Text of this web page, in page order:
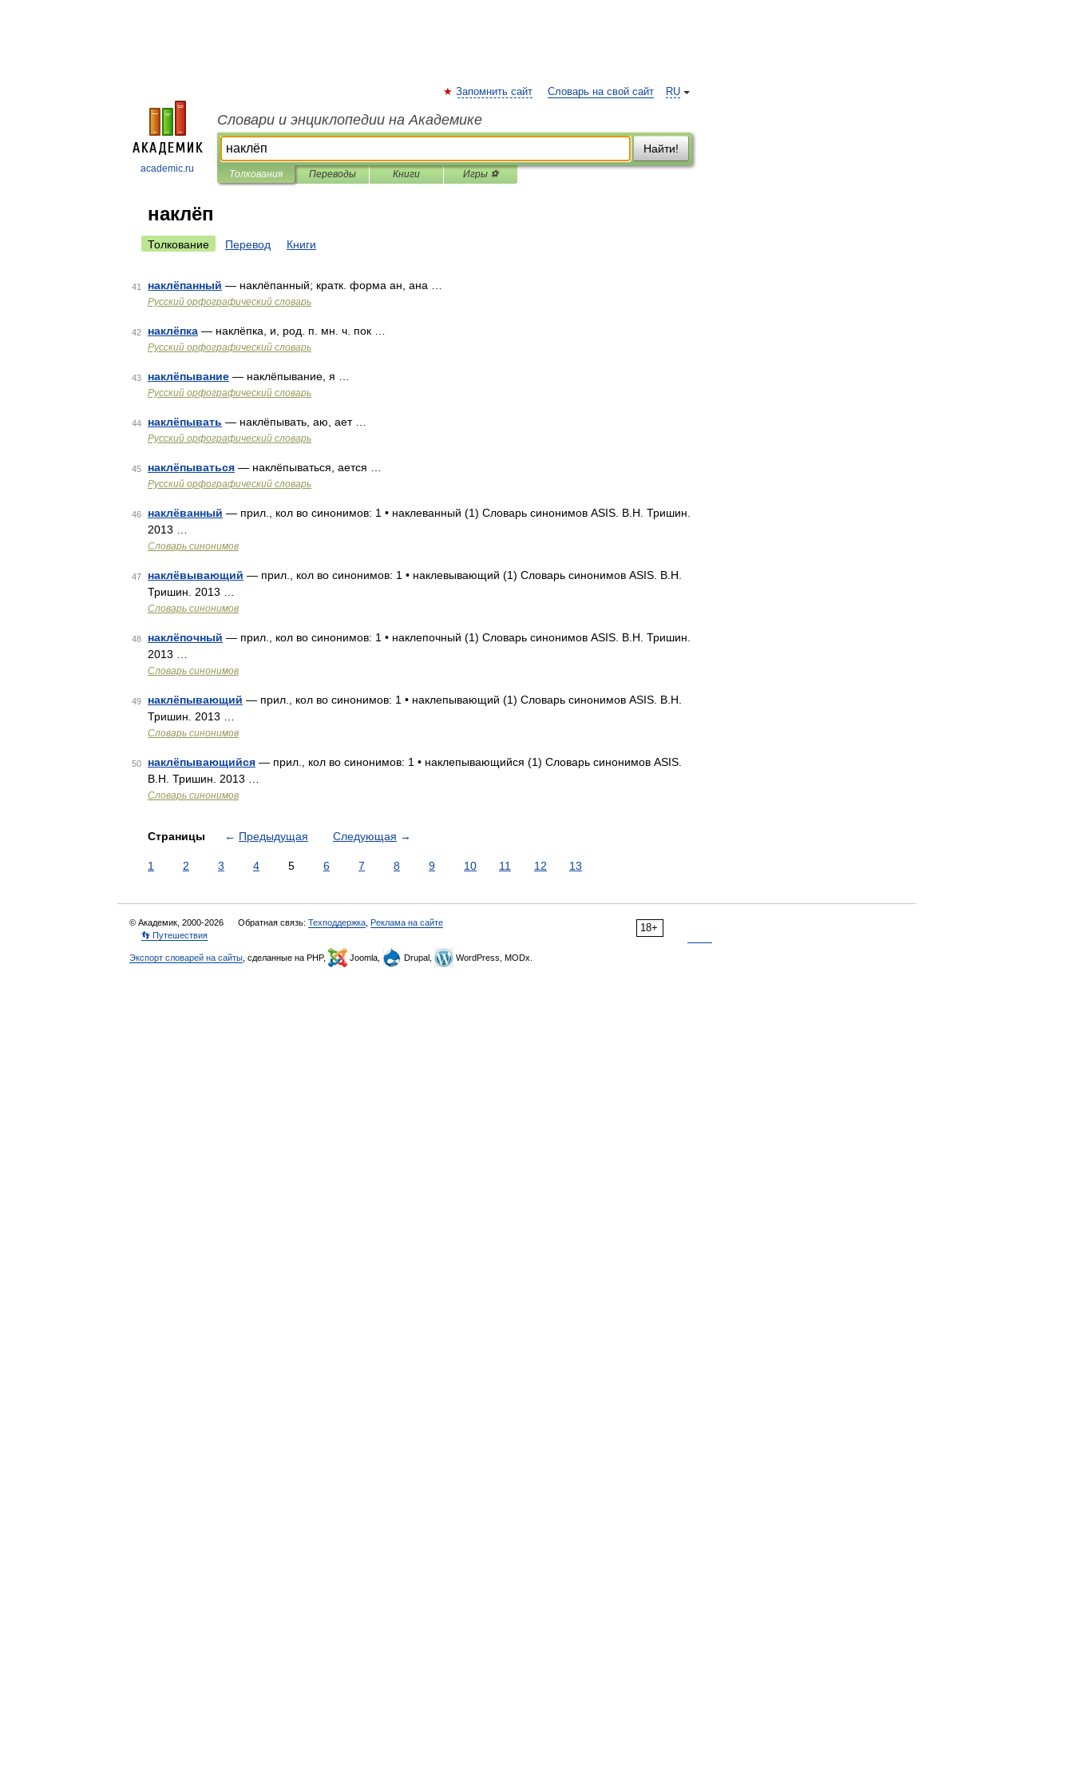
academic.ru
RU
Запомнить сайт Словарь на свой сайт
Словари и энциклопедии на Академике
Найти!
Толкования Переводы Книги Игры ⚽
наклёп
Толкование Перевод Книги
41 наклёпанный — наклёпанный; кратк. форма ан, ана …
Русский орфографический словарь
42 наклёпка — наклёпка, и, род. п. мн. ч. пок …
Русский орфографический словарь
43 наклёпывание — наклёпывание, я …
Русский орфографический словарь
44 наклёпывать — наклёпывать, аю, ает …
Русский орфографический словарь
45 наклёпываться — наклёпываться, ается …
Русский орфографический словарь
46 наклёванный — прил., кол во синонимов: 1 • наклеванный (1) Словарь синонимов ASIS. В.Н. Тришин.
2013 …
Словарь синонимов
47 наклёвывающий — прил., кол во синонимов: 1 • наклевывающий (1) Словарь синонимов ASIS. В.Н.
Тришин. 2013 …
Словарь синонимов
48 наклёпочный — прил., кол во синонимов: 1 • наклепочный (1) Словарь синонимов ASIS. В.Н. Тришин.
2013 …
Словарь синонимов
49 наклёпывающий — прил., кол во синонимов: 1 • наклепывающий (1) Словарь синонимов ASIS. В.Н.
Тришин. 2013 …
Словарь синонимов
50 наклёпывающийся — прил., кол во синонимов: 1 • наклепывающийся (1) Словарь синонимов ASIS.
В.Н. Тришин. 2013 …
Словарь синонимов
Страницы ← Предыдущая Следующая →
1 2 3 4 5 6 7 8 9 10 11 12 13
18+
© Академик, 2000-2026 Обратная связь: Техподдержка Реклама на сайте
👣 Путешествия
Экспорт словарей на сайты , сделанные на PHP, Joomla, Drupal, WordPress, MODx.